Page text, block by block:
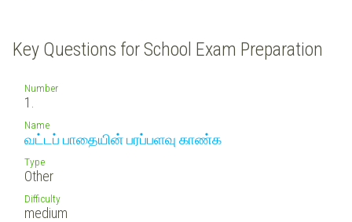
Key Questions for School Exam Preparation
Number
1.
Name
வட்டப் பாதையின் பரப்பளவு காண்க
Type
Other
Difficulty
medium